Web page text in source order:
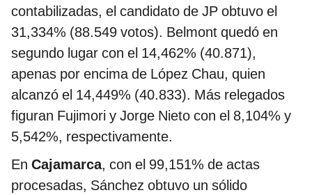
contabilizadas, el candidato de JP obtuvo el
31,334% (88.549 votos). Belmont quedó en
segundo lugar con el 14,462% (40.871),
apenas por encima de López Chau, quien
alcanzó el 14,449% (40.833). Más relegados
figuran Fujimori y Jorge Nieto con el 8,104% y
5,542%, respectivamente.
En Cajamarca, con el 99,151% de actas
procesadas, Sánchez obtuvo un sólido